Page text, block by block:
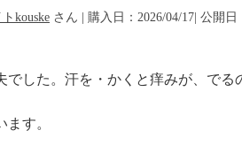
素不使用、紫
kouske さん | 購入日：2026/04/17| 公開日
でした。汗を・かくと痒みが、で
す。